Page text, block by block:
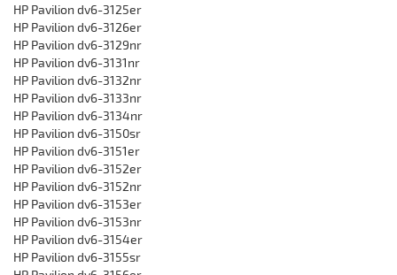
HP Pavilion dv6-3125er
HP Pavilion dv6-3126er
HP Pavilion dv6-3129nr
HP Pavilion dv6-3131nr
HP Pavilion dv6-3132nr
HP Pavilion dv6-3133nr
HP Pavilion dv6-3134nr
HP Pavilion dv6-3150sr
HP Pavilion dv6-3151er
HP Pavilion dv6-3152er
HP Pavilion dv6-3152nr
HP Pavilion dv6-3153er
HP Pavilion dv6-3153nr
HP Pavilion dv6-3154er
HP Pavilion dv6-3155sr